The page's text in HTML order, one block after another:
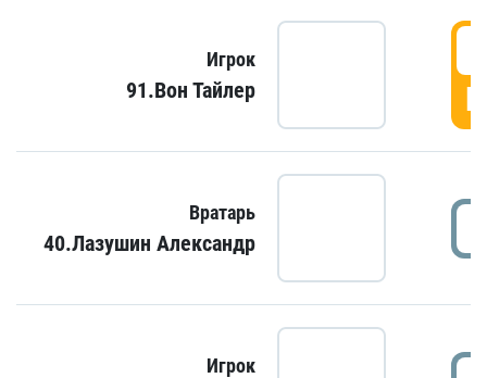
Игрок
91.Вон Тайлер
Вратарь
40.Лазушин Александр
Игрок